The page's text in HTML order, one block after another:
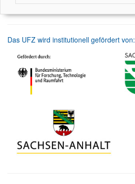
Das UFZ wird institutionell gefördert von: